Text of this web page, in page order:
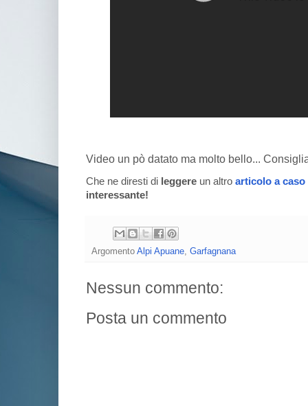
Video un pò datato ma molto bello...
Che ne diresti di leggere un altro articolo a caso
interessante!
Argomento Alpi Apuane Garfagnana
Nessun commento:
Posta un commento